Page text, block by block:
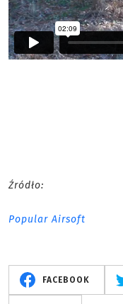
Źródło:
Popular Airsoft
FACEBOOK